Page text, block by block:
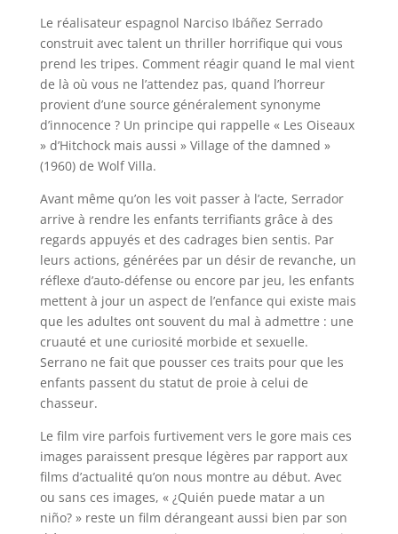
Le réalisateur espagnol Narciso Ibáñez Serrado
construit avec talent un thriller horrifique qui vous
prend les tripes. Comment réagir quand le mal vient
de là où vous ne l’attendez pas, quand l’horreur
provient d’une source généralement synonyme
d’innocence ? Un principe qui rappelle « Les Oiseaux
» d’Hitchock mais aussi » Village of the damned »
(1960) de Wolf Villa.
Avant même qu’on les voit passer à l’acte, Serrador
arrive à rendre les enfants terrifiants grâce à des
regards appuyés et des cadrages bien sentis. Par
leurs actions, générées par un désir de revanche, un
réflexe d’auto-défense ou encore par jeu, les enfants
mettent à jour un aspect de l’enfance qui existe mais
que les adultes ont souvent du mal à admettre : une
cruauté et une curiosité morbide et sexuelle.
Serrano ne fait que pousser ces traits pour que les
enfants passent du statut de proie à celui de
chasseur.
Le film vire parfois furtivement vers le gore mais ces
images paraissent presque légères par rapport aux
films d’actualité qu’on nous montre au début. Avec
ou sans ces images, « ¿Quién puede matar a un
niño? » reste un film dérangeant aussi bien par son